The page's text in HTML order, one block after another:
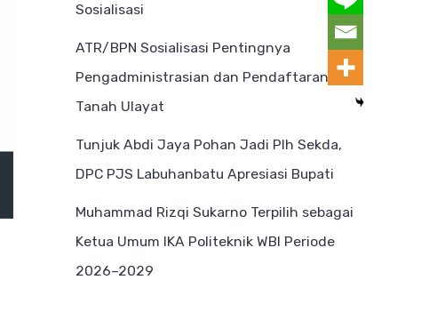
Sosialisasi
ATR/BPN Sosialisasi Pentingnya
Pengadministrasian dan Pendaftaran
Tanah Ulayat
Tunjuk Abdi Jaya Pohan Jadi Plh Sekda,
DPC PJS Labuhanbatu Apresiasi Bupati
Muhammad Rizqi Sukarno Terpilih sebagai
Ketua Umum IKA Politeknik WBI Periode
2026–2029